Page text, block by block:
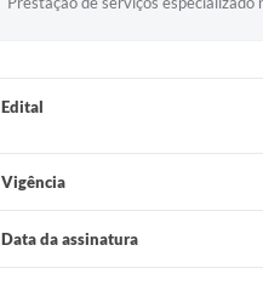
Edital
Vigência
Data da assinatura